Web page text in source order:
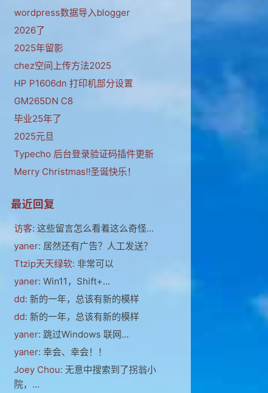
wordpress数据导入blogger
2026了
2025年留影
chez空间上传方法2025
HP P1606dn 打印机部分设置
GM265DN C8
毕业25年了
2025元旦
Typecho 后台登录验证码插件更新
Merry Christmas!!圣诞快乐！
最近回复
访客: 这些留言怎么看着这么奇怪...
yaner: 居然还有广告？人工发送？
Ttzip天天绿软: 非常可以
yaner: Win11，Shift+...
dd: 新的一年，总该有新的模样
dd: 新的一年，总该有新的模样
yaner: 跳过Windows 联网...
yaner: 幸会、幸会！！
Joey Chou: 无意中搜索到了拐翁小
院，...